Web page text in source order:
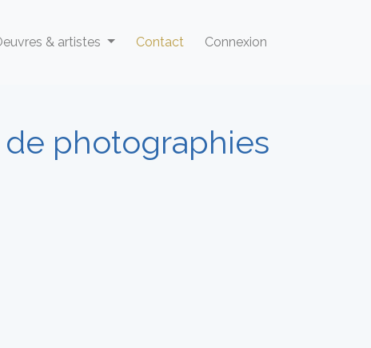
& artistes Contact Connexion
photographies